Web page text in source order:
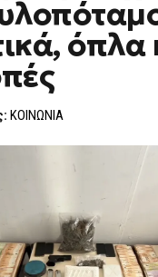
ΜΥΛΟΠΌΤΑΜΟ
ΓΙΑ
ΝΑΡΚΩΤΙΚΆ,
ΌΠΛΑ
όπλα
ΚΟΙΝΩΝΙΑ